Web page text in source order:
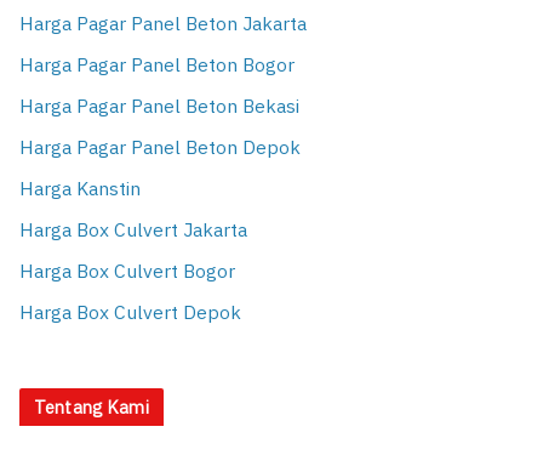
Harga Pagar Panel Beton Jakarta
Harga Pagar Panel Beton Bogor
Harga Pagar Panel Beton Bekasi
Harga Pagar Panel Beton Depok
Harga Kanstin
Harga Box Culvert Jakarta
Harga Box Culvert Bogor
Harga Box Culvert Depok
Tentang Kami